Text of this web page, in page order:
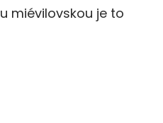
miévilovskou je to